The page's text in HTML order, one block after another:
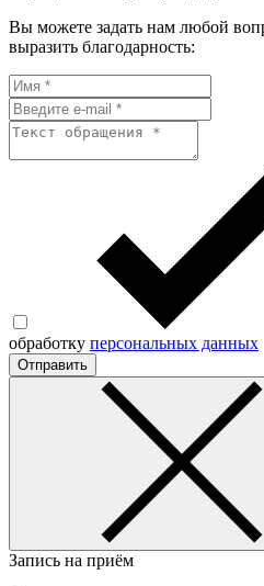
Вы можете задать нам любой
выразить благодарность:
обработку персональных данных
Отправить
Запись на приём